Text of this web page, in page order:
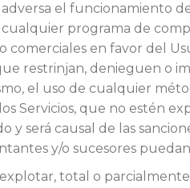
el funcionamiento
programa de
en favor del
restrinjan, denieguen o
el uso de cualquier
Servicios, que no estén
será causal de las
y/o sucesores
total o